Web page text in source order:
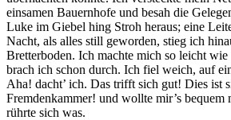
einsamen Bauernhofe und besah die
Luke im Giebel hing Stroh heraus; eine
Nacht, als alles still geworden, stieg ich
Bretterboden. Ich machte mich so leicht
brach ich schon durch. Ich fiel weich, auf
Aha! dacht’ ich. Das trifft sich gut! Dies ist
Fremdenkammer! und wollte mir’s bequem
rührte sich was.